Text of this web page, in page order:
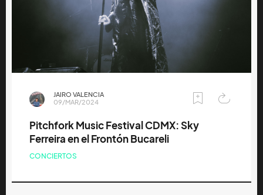
JAIRO VALENCIA
09/MAR/2024
Pitchfork Music Festival CDMX: Sky
Ferreira en el Frontón Bucareli
CONCIERTOS